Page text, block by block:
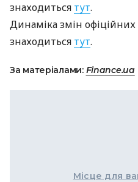
знаходиться тут.
Динаміка змін офіційних
знаходиться тут.
За матеріалами: Finance.ua
Місце для